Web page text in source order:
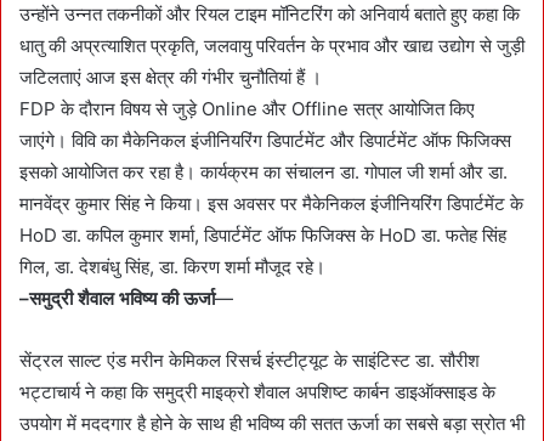
उन्होंने उन्नत तकनीकों और रियल टाइम मॉनिटरिंग को अनिवार्य बताते हुए कहा कि
धातु की अप्रत्याशित प्रकृति, जलवायु परिवर्तन के प्रभाव और खाद्य उद्योग से जुड़ी
जटिलताएं आज इस क्षेत्र की गंभीर चुनौतियां हैं ।
FDP के दौरान विषय से जुड़े Online और Offline सत्र आयोजित किए
जाएंगे। विवि का मैकेनिकल इंजीनियरिंग डिपार्टमेंट और डिपार्टमेंट ऑफ फिजिक्स
इसको आयोजित कर रहा है। कार्यक्रम का संचालन डा. गोपाल जी शर्मा और डा.
मानवेंद्र कुमार सिंह ने किया। इस अवसर पर मैकेनिकल इंजीनियरिंग डिपार्टमेंट के
HoD डा. कपिल कुमार शर्मा, डिपार्टमेंट ऑफ फिजिक्स के HoD डा. फतेह सिंह
गिल, डा. देशबंधु सिंह, डा. किरण शर्मा मौजूद रहे।
–समुद्री शैवाल भविष्य की ऊर्जा—
सेंट्रल साल्ट एंड मरीन केमिकल रिसर्च इंस्टीट्यूट के साइंटिस्ट डा. सौरीश
भट्टाचार्य ने कहा कि समुद्री माइक्रो शैवाल अपशिष्ट कार्बन डाइऑक्साइड के
उपयोग में मददगार है होने के साथ ही भविष्य की सतत ऊर्जा का सबसे बड़ा स्रोत भी